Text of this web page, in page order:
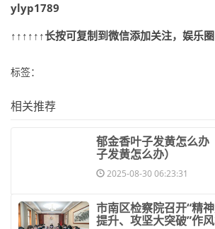
ylyp1789
↑↑↑↑↑↑长按可复制到微信添加关注，娱乐
标签：
相关推荐
郁金香叶子发黄怎么办
子发黄怎么办）
2025-08-30 06:23:31
市南区检察院召开“精
提升、攻坚大突破”作